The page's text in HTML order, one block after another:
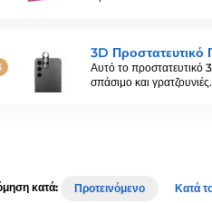
3D
Αυτό το προστατευτικό
σπάσιμο και
κατά: Προτεινόμενο Κατά